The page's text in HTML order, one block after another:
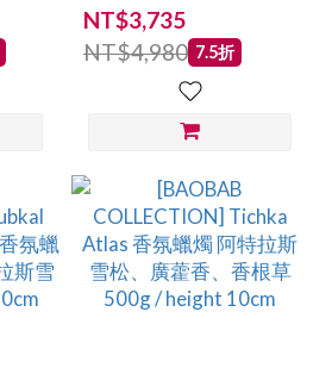
香 White Pearls 白珍珠
500ml
NT$3,735
NT$4,980 7.5折